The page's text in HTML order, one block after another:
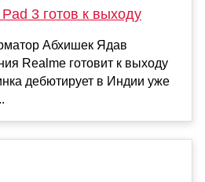
3 готов к выходу
Абхишек Ядав
Realme готовит к выходу
дебютирует в Индии уже